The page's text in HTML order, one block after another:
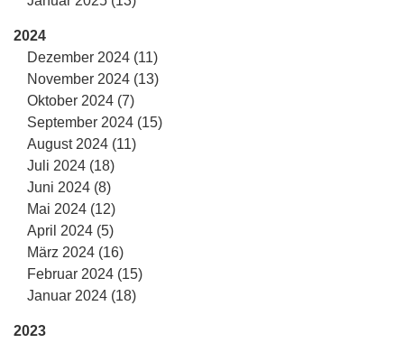
2024
Dezember 2024 (11)
November 2024 (13)
Oktober 2024 (7)
September 2024 (15)
August 2024 (11)
Juli 2024 (18)
Juni 2024 (8)
Mai 2024 (12)
April 2024 (5)
März 2024 (16)
Februar 2024 (15)
Januar 2024 (18)
2023